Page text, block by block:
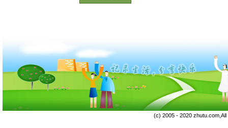
(c) 2005 - 2020